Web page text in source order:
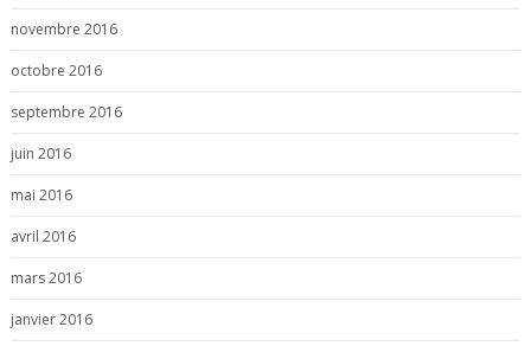
novembre 2016
octobre 2016
septembre 2016
juin 2016
mai 2016
avril 2016
mars 2016
janvier 2016